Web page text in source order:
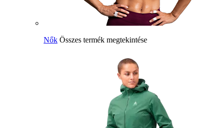
Nők Összes termék megtekintése